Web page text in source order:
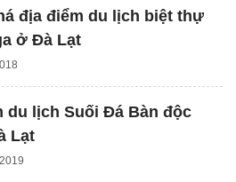
địa điểm du lịch biệt thự
ở Đà Lạt
du lịch Suối Đá Bàn độc
Lạt